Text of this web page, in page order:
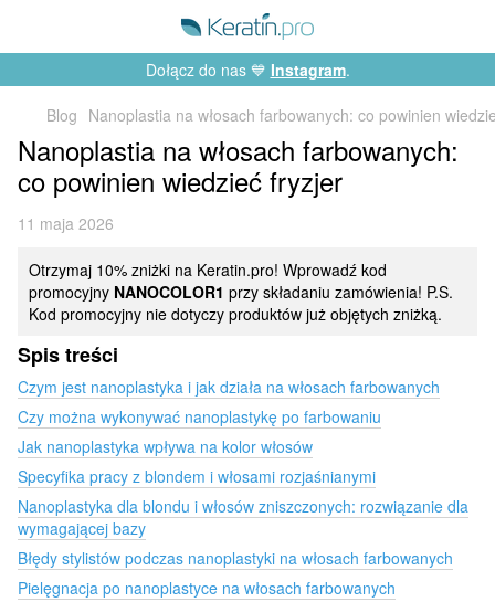
Dołącz do nas 💙 Instagram.
Blog Nanoplastia na włosach farbowanych: co powinien
Nanoplastia na włosach farbowanych:
co powinien wiedzieć fryzjer
11 maja 2026
Otrzymaj 10% zniżki na Keratin.pro! Wprowadź kod
promocyjny NANOCOLOR1 przy składaniu zamówienia! P.S.
Kod promocyjny nie dotyczy produktów już objętych zniżką.
Spis treści
Czym jest nanoplastyka i jak działa na włosach farbowanych
Czy można wykonywać nanoplastykę po farbowaniu
Jak nanoplastyka wpływa na kolor włosów
Specyfika pracy z blondem i włosami rozjaśnianymi
Nanoplastyka dla blondu i włosów zniszczonych: rozwiązanie dla
wymagającej bazy
Błędy stylistów podczas nanoplastyki na włosach farbowanych
Pielęgnacja po nanoplastyce na włosach farbowanych